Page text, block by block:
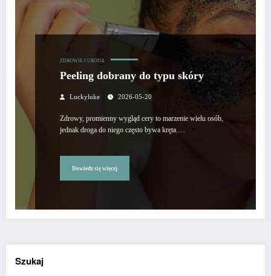
ZDROWIE I URODA
Peeling dobrany do typu skóry
Luckyluke 2026-05-20
Zdrowy, promienny wygląd cery to marzenie wielu osób,
jednak droga do niego często bywa kręta.…
Dowiedz się więcej
Szukaj